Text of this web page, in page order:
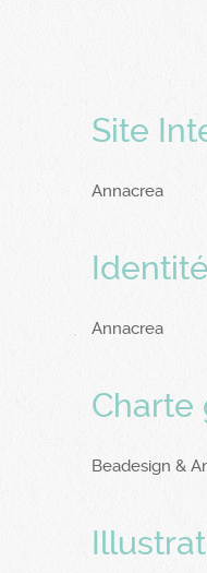
Site
Annacrea
Annacrea
Charte
Beadesign &